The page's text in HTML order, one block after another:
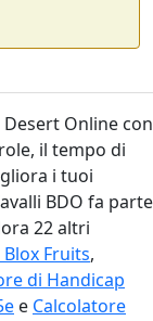
Online con
il tempo di
i tuoi
BDO fa parte
22 altri
Fruits,
di Handicap
e Calcolatore